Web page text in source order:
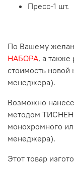
Пресс-1 шт.
По Вашему
НАБОРА, а
стоимость новой
менеджера).
Возможно
методом
монохромного
менеджера).
Этот товар